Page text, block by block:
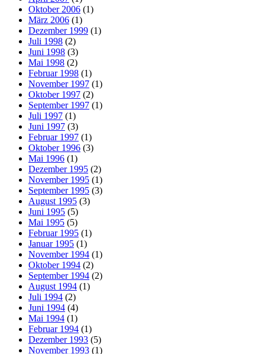
Oktober 2006 (1)
März 2006 (1)
Dezember 1999 (1)
Juli 1998 (2)
Juni 1998 (3)
Mai 1998 (2)
Februar 1998 (1)
November 1997 (1)
Oktober 1997 (2)
September 1997 (1)
Juli 1997 (1)
Juni 1997 (3)
Februar 1997 (1)
Oktober 1996 (3)
Mai 1996 (1)
Dezember 1995 (2)
November 1995 (1)
September 1995 (3)
August 1995 (3)
Juni 1995 (5)
Mai 1995 (5)
Februar 1995 (1)
Januar 1995 (1)
November 1994 (1)
Oktober 1994 (2)
September 1994 (2)
August 1994 (1)
Juli 1994 (2)
Juni 1994 (4)
Mai 1994 (1)
Februar 1994 (1)
Dezember 1993 (5)
November 1993 (1)